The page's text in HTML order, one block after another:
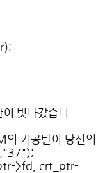
나갔습니
탄이 당신의
crt_ptr-